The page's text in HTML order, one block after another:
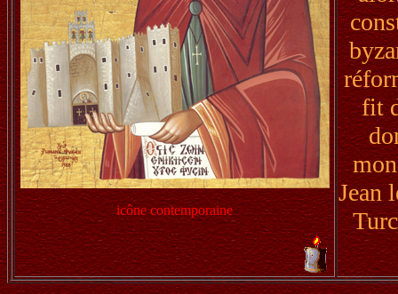
icône contemporaine
fit
Jean